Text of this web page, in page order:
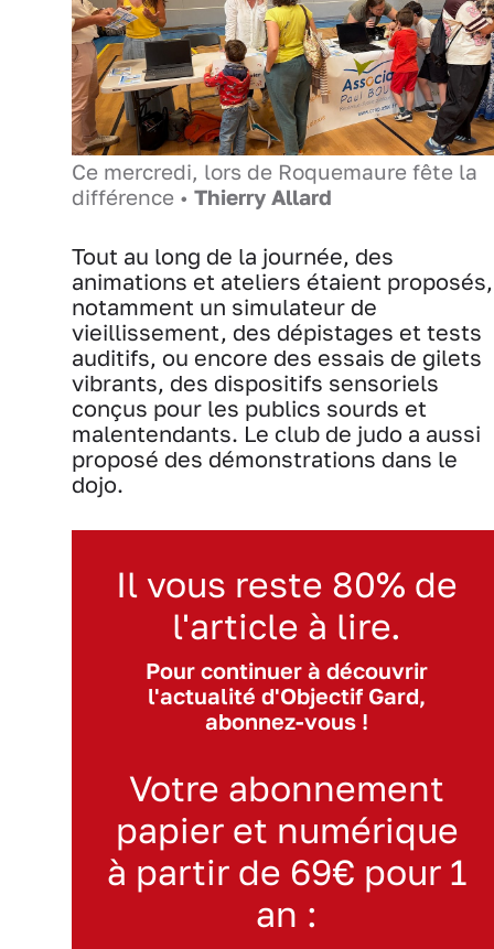
Ce mercredi, lors de Roquemaure fête la
différence • Thierry Allard
Tout au long de la journée, des
animations et ateliers étaient proposés,
notamment un simulateur de
vieillissement, des dépistages et tests
auditifs, ou encore des essais de gilets
vibrants, des dispositifs sensoriels
conçus pour les publics sourds et
malentendants. Le club de judo a aussi
proposé des démonstrations dans le
dojo.
Il vous reste 80% de
l'article à lire.
Pour continuer à découvrir
l'actualité d'Objectif Gard,
abonnez-vous !
Votre abonnement
papier et numérique
à partir de 69€ pour 1
an :